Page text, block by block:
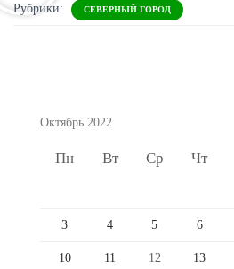
Рубрики: СЕВЕРНЫЙ ГОРОД
Октябрь 2022
Пн Вт Ср Чт
3 4 5 6
10 11 12 13